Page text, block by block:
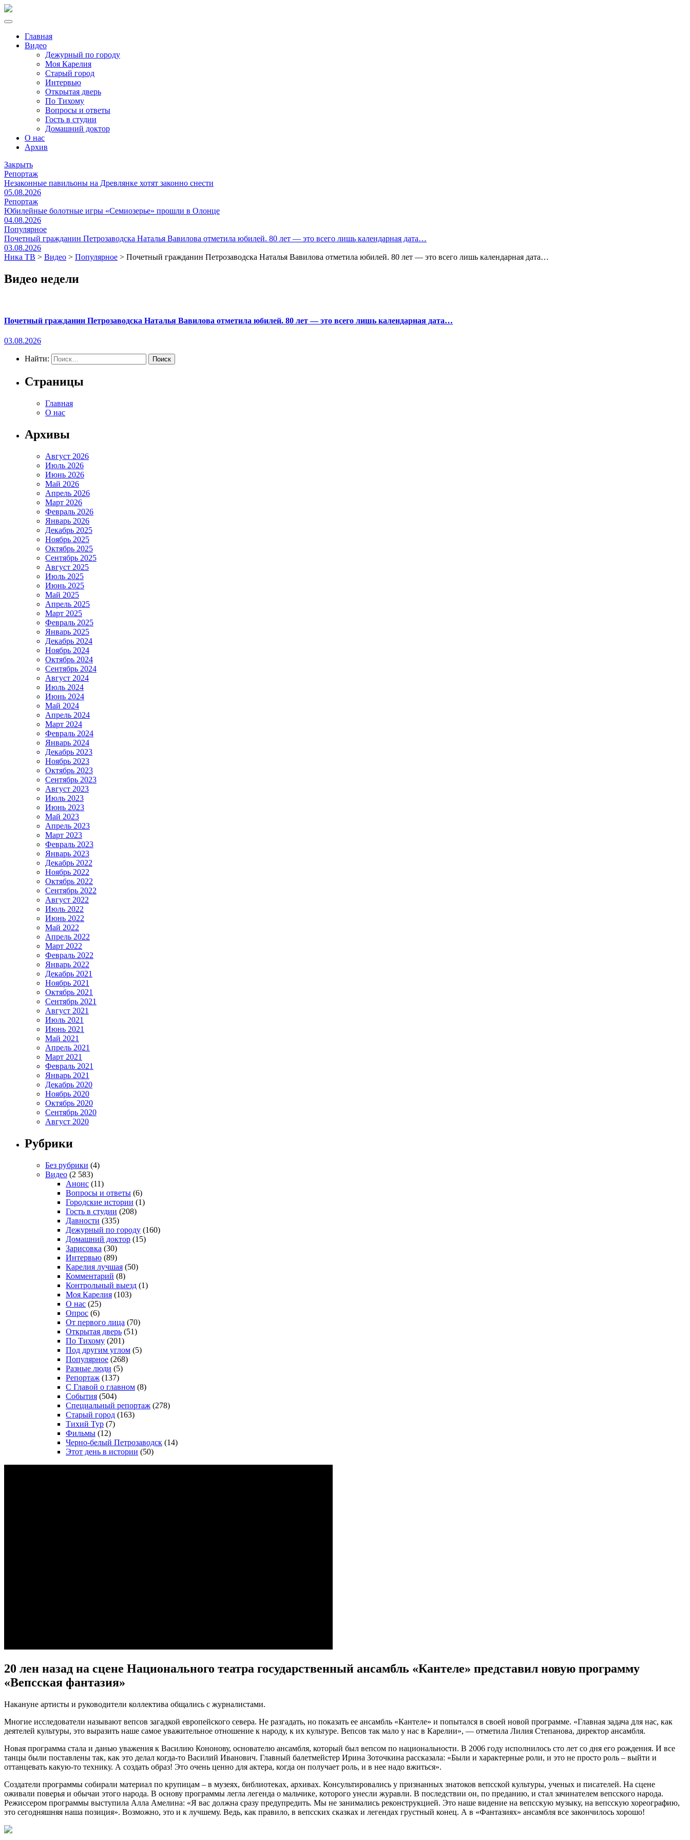
Главная
Видео
Дежурный по городу
Моя Карелия
Старый город
Интервью
Открытая дверь
По Тихому
Вопросы и ответы
Гость в студии
Домашний доктор
О нас
Архив
Закрыть
Репортаж
Незаконные павильоны на Древлянке хотят законно снести
05.08.2026
Репортаж
Юбилейные болотные игры «Семиозерье» прошли в Олонце
04.08.2026
Популярное
Почетный гражданин Петрозаводска Наталья Вавилова отметила юбилей. 80 лет — это всего лишь календарная дата…
03.08.2026
Ника ТВ > Видео > Популярное > Почетный гражданин Петрозаводска Наталья Вавилова отметила юбилей. 80 лет — это всего лишь календарная дата…
Видео недели
Почетный гражданин Петрозаводска Наталья Вавилова отметила юбилей. 80 лет — это всего лишь календарная дата…
03.08.2026
Найти:
Страницы
Главная
О нас
Архивы
Август 2026
Июль 2026
Июнь 2026
Май 2026
Апрель 2026
Март 2026
Февраль 2026
Январь 2026
Декабрь 2025
Ноябрь 2025
Октябрь 2025
Сентябрь 2025
Август 2025
Июль 2025
Июнь 2025
Май 2025
Апрель 2025
Март 2025
Февраль 2025
Январь 2025
Декабрь 2024
Ноябрь 2024
Октябрь 2024
Сентябрь 2024
Август 2024
Июль 2024
Июнь 2024
Май 2024
Апрель 2024
Март 2024
Февраль 2024
Январь 2024
Декабрь 2023
Ноябрь 2023
Октябрь 2023
Сентябрь 2023
Август 2023
Июль 2023
Июнь 2023
Май 2023
Апрель 2023
Март 2023
Февраль 2023
Январь 2023
Декабрь 2022
Ноябрь 2022
Октябрь 2022
Сентябрь 2022
Август 2022
Июль 2022
Июнь 2022
Май 2022
Апрель 2022
Март 2022
Февраль 2022
Январь 2022
Декабрь 2021
Ноябрь 2021
Октябрь 2021
Сентябрь 2021
Август 2021
Июль 2021
Июнь 2021
Май 2021
Апрель 2021
Март 2021
Февраль 2021
Январь 2021
Декабрь 2020
Ноябрь 2020
Октябрь 2020
Сентябрь 2020
Август 2020
Рубрики
Без рубрики (4)
Видео (2 583)
Анонс (11)
Вопросы и ответы (6)
Городские истории (1)
Гость в студии (208)
Давности (335)
Дежурный по городу (160)
Домашний доктор (15)
Зарисовка (30)
Интервью (89)
Карелия лучшая (50)
Комментарий (8)
Контрольный выезд (1)
Моя Карелия (103)
О нас (25)
Опрос (6)
От первого лица (70)
Открытая дверь (51)
По Тихому (201)
Под другим углом (5)
Популярное (268)
Разные люди (5)
Репортаж (137)
С Главой о главном (8)
События (504)
Специальный репортаж (278)
Старый город (163)
Тихий Тур (7)
Фильмы (12)
Черно-белый Петрозаводск (14)
Этот день в истории (50)
20 лен назад на сцене Национального театра государственный ансамбль «Кантеле» представил новую программу
«Вепсская фантазия»
Накануне артисты и руководители коллектива общались с журналистами.
Многие исследователи называют вепсов загадкой европейского севера. Не разгадать, но показать ее ансамбль «Кантеле» и попытался в своей новой программе. «Главная задача для нас, как
деятелей культуры, это выразить наше самое уважительное отношение к народу, к их культуре. Вепсов так мало у нас в Карелии», — отметила Лилия Степанова, директор ансамбля.
Новая программа стала и данью уважения к Василию Кононову, основателю ансамбля, который был вепсом по национальности. В 2006 году исполнилось сто лет со дня его рождения. И все
танцы были поставлены так, как это делал когда-то Василий Иванович. Главный балетмейстер Ирина Зоточкина рассказала: «Были и характерные роли, и это не просто роль – выйти и
оттанцевать какую-то технику. А создать образ! Это очень ценно для актера, когда он получает роль, и в нее надо вжиться».
Создатели программы собирали материал по крупицам – в музеях, библиотеках, архивах. Консультировались у признанных знатоков вепсской культуры, ученых и писателей. На сцене
оживали поверья и обычаи этого народа. В основу программы легла легенда о мальчике, которого унесли журавли. В последствии он, по преданию, и стал зачинателем вепсского народа.
Режиссером программы выступила Алла Амелина: «Я вас должна сразу предупредить. Мы не занимались реконструкцией. Это наше видение на вепсскую музыку, на вепсскую хореографию,
это сегодняшняя наша позиция». Возможно, это и к лучшему. Ведь, как правило, в вепсских сказках и легендах грустный конец. А в «Фантазиях» ансамбля все закончилось хорошо!